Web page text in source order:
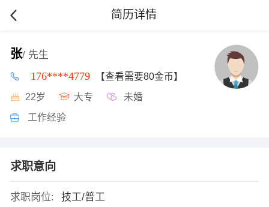
简历详情
张/ 先生
176****4779 【查看需要80金币】
22岁 大专 未婚
工作经验
求职意向
求职岗位:
技工/普工